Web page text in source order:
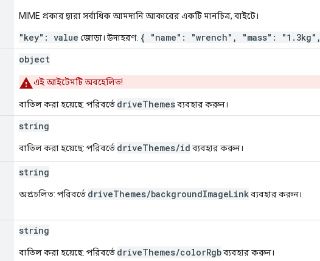
MIME প্রকার দ্বারা সর্বাধিক আমদানি আকারের একটি মানচিত্র, বাইটে।
"key": value জোড়া। উদাহরণ: { "name": "wrench", "mass":
object
এই আইটেমটি অবহেলিত!
বাতিল করা হয়েছে: পরিবর্তে driveThemesব্যবহার করুন।
string
বাতিল করা হয়েছে: পরিবর্তে driveThemes/id ব্যবহার করুন।
string
অপ্রচলিত: পরিবর্তে driveThemes/backgroundImageLinkব্যবহার করুন।
string
বাতিল করা হয়েছে: পরিবর্তে driveThemes/colorRgbব্যবহার করুন।